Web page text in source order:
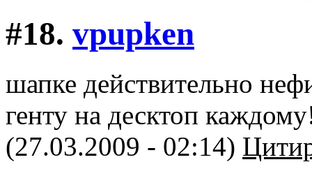
#18. vpupken
шапке действительно
генту на десктоп
(27.03.2009 - 02:14)